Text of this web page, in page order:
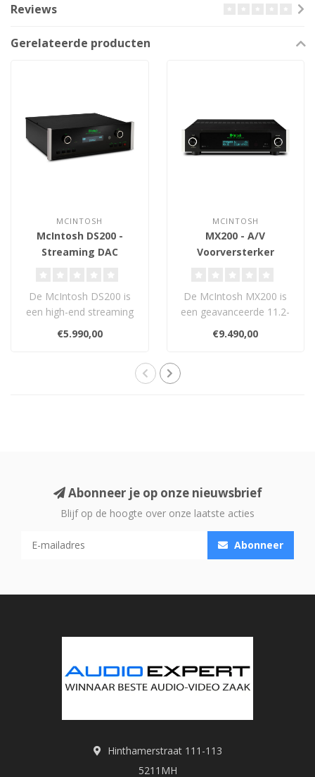
Reviews
Gerelateerde producten
MCINTOSH
McIntosh DS200 -
Streaming DAC
De McIntosh DS200 is
een high-end streaming
Cast, Roon e..
€5.990,00
MCINTOSH
MX200 - A/V
Voorversterker
De McIntosh MX200 is
een geavanceerde 11.2-
met 8K HDMI, Di..
€9.490,00
Abonneer je op onze nieuwsbrief
Blijf op de hoogte over onze laatste acties
Abonneer
Hinthamerstraat 111-113
5211MH